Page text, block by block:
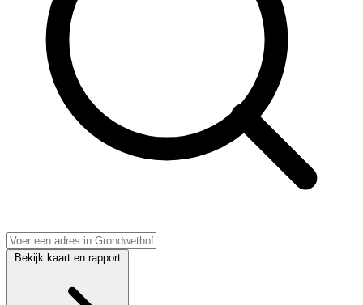
Bekijk kaart en rapport